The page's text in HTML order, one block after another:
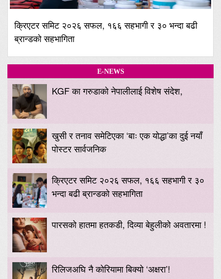
क्रिएटर समिट २०२६ सफल, १६६ सहभागी र ३० भन्दा बढी
ब्रान्डको सहभागिता
E-NEWS
KGF का गरुडाको नेपालीलाई विशेष संदेश,
खुसी र तनाव समेटिएका ‘बाः एक योद्धा’का दुई नयाँ
पोस्टर सार्वजनिक
क्रिएटर समिट २०२६ सफल, १६६ सहभागी र ३०
भन्दा बढी ब्रान्डको सहभागिता
पारसको हातमा हतकडी, दिव्या बेहुलीको अवतारमा !
रिलिजअघि नै कोरियामा बिक्यो ‘अक्षरा’!